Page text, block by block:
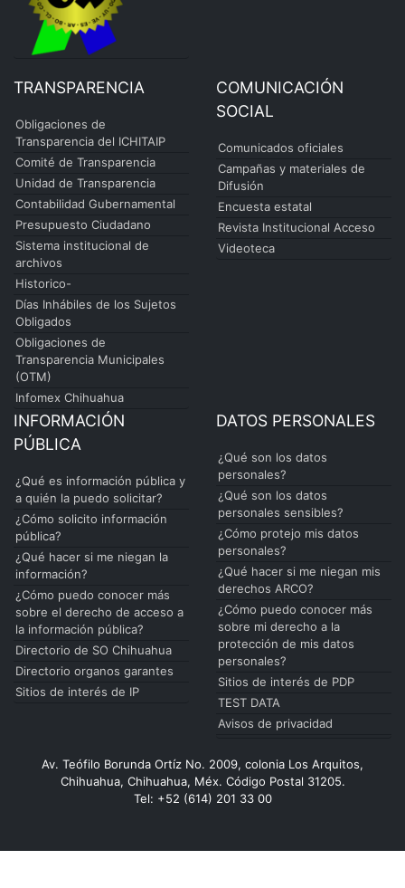
TRANSPARENCIA
Obligaciones de
Transparencia del ICHITAIP
Comité de Transparencia
Unidad de Transparencia
Contabilidad Gubernamental
Presupuesto Ciudadano
Sistema institucional de
archivos
Historico-
Días Inhábiles de los Sujetos
Obligados
Obligaciones de
Transparencia Municipales
(OTM)
Infomex Chihuahua
COMUNICACIÓN
SOCIAL
Comunicados oficiales
Campañas y materiales de
Difusión
Encuesta estatal
Revista Institucional Acceso
Videoteca
INFORMACIÓN
PÚBLICA
¿Qué es información pública y
a quién la puedo solicitar?
¿Cómo solicito información
pública?
¿Qué hacer si me niegan la
información?
¿Cómo puedo conocer más
sobre el derecho de acceso a
la información pública?
Directorio de SO Chihuahua
Directorio organos garantes
Sitios de interés de IP
DATOS PERSONALES
¿Qué son los datos
personales?
¿Qué son los datos
personales sensibles?
¿Cómo protejo mis datos
personales?
¿Qué hacer si me niegan mis
derechos ARCO?
¿Cómo puedo conocer más
sobre mi derecho a la
protección de mis datos
personales?
Sitios de interés de PDP
TEST DATA
Avisos de privacidad
Av. Teófilo Borunda Ortíz No. 2009, colonia Los Arquitos,
Chihuahua, Chihuahua, Méx. Código Postal 31205.
Tel: +52 (614) 201 33 00